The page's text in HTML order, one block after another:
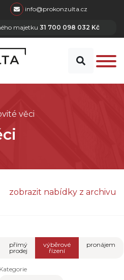
info@prokonzulta.cz
majetku 31 700 098 032 Kč
věci
zobrazit nabídky z archivu
přímý
prodej
výběrové
řízení
pronájem
Kategorie